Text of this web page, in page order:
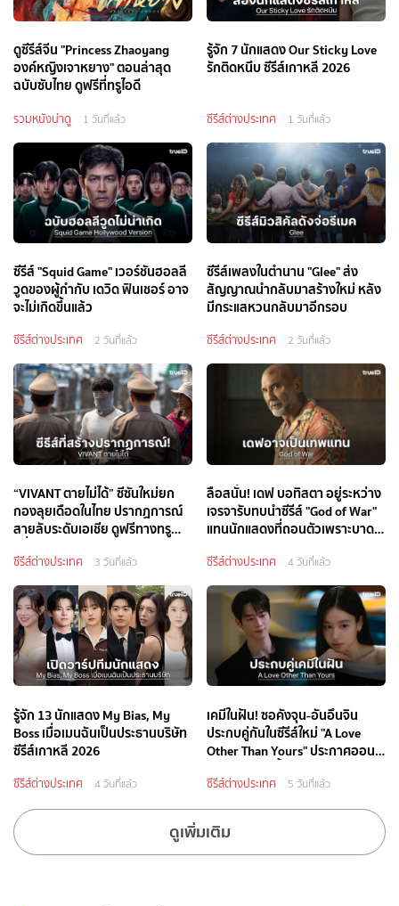
ดูซีรีส์จีน "Princess Zhaoyang
องค์หญิงเจาหยาง" ตอนล่าสุด
ฉบับซับไทย ดูฟรีที่ทรูไอดี
รวมหนังน่าดู 1 วันที่แล้ว
รู้จัก 7 นักแสดง Our Sticky Love
รักติดหนึบ ซีรีส์เกาหลี 2026
ซีรีส์ต่างประเทศ 1 วันที่แล้ว
ซีรีส์ "Squid Game" เวอร์ชันฮอลลี
วูดของผู้กำกับ เดวิด ฟินเชอร์ อาจ
จะไม่เกิดขึ้นแล้ว
ซีรีส์ต่างประเทศ 2 วันที่แล้ว
ซีรีส์เพลงในตำนาน "Glee" ส่ง
สัญญาณนำกลับมาสร้างใหม่ หลัง
มีกระแสหวนกลับมาอีกรอบ
ซีรีส์ต่างประเทศ 2 วันที่แล้ว
“VIVANT ตายไม่ได้” ซีซันใหม่ยก
กองลุยเดือดในไทย ปรากฏการณ์
สายลับระดับเอเชีย ดูฟรีทางทรู
ซีรีส์ต่างประเทศ 3 วันที่แล้ว
ลือสนั่น! เดฟ บอทิสตา อยู่ระหว่าง
เจรจารับทบนำซีรีส์ "God of War"
แทนนักแสดงที่ถอนตัวเพราะบาด
ซีรีส์ต่างประเทศ 4 วันที่แล้ว
รู้จัก 13 นักแสดง My Bias, My
Boss เมื่อเมนฉันเป็นประธานบริษัท
ซีรีส์เกาหลี 2026
ซีรีส์ต่างประเทศ 4 วันที่แล้ว
เคมีในฝัน! ซอคังจุน-อันอึนจิน
ประกบคู่กันในซีรีส์ใหม่ "A Love
Other Than Yours" ประกาศออน
ซีรีส์ต่างประเทศ 5 วันที่แล้ว
ดูเพิ่มเติม